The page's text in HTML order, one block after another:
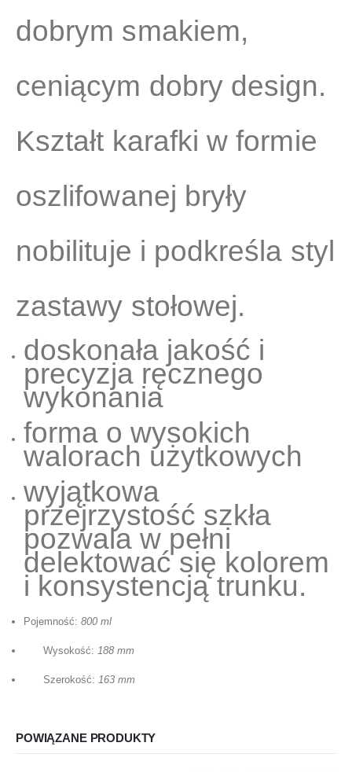
dobrym smakiem,
ceniącym dobry design.
Kształt karafki w formie
oszlifowanej bryły
nobilituje i podkreśla styl
zastawy stołowej.
doskonała jakość i
precyzja ręcznego
wykonania
forma o wysokich
walorach użytkowych
wyjątkowa
przejrzystość szkła
pozwala w pełni
delektować się kolorem
i konsystencją trunku.
Pojemność: 800 ml
Wysokość: 188 mm
Szerokość: 163 mm
POWIĄZANE PRODUKTY